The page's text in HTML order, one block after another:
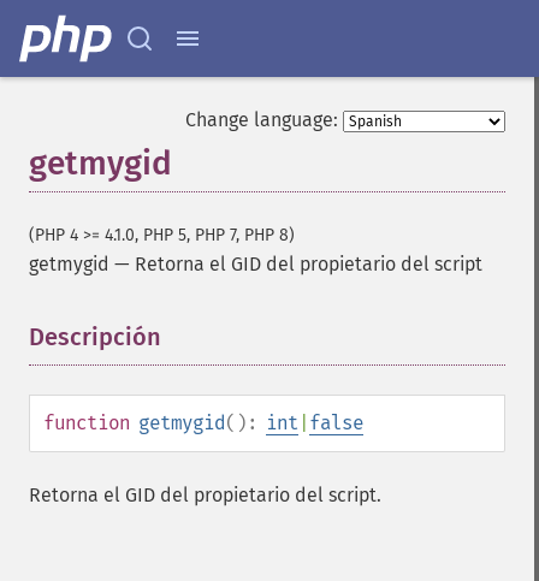
Change language:
getmygid
(PHP 4 >= 4.1.0, PHP 5, PHP 7, PHP 8)
getmygid — Retorna el GID del propietario del script
Descripción
function getmygid(): int false
Retorna el GID del propietario del script.